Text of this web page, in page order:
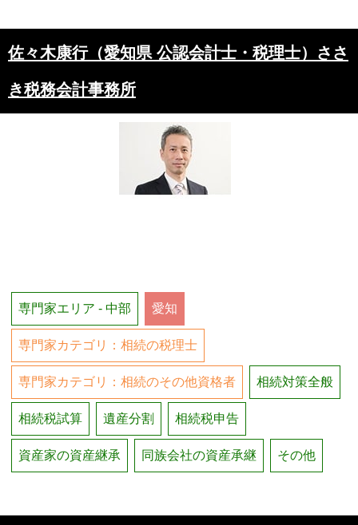
佐々木康行（愛知県 公認会計士・税理士）ささ
き税務会計事務所
専門家エリア - 中部 愛知
専門家カテゴリ：相続の税理士
専門家カテゴリ：相続のその他資格者 相続対策全般
相続税試算 遺産分割 相続税申告
資産家の資産継承 同族会社の資産承継 その他